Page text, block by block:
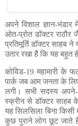
अपने विशाल ज्ञान-भंडार
ओत-प्रोत डॉक्टर
प्रतिमूर्ति डॉक्टर साहब
उतार रखा है कि यह बहुत
कोविड-19 महामारी के
पार्क जब आम जनता के
लगी। सभी सदस्य अपने-
स्क्रीन से डॉक्टर साहब
यह सिलसिला बिना
कुछ पुराने लोग छूट जाते